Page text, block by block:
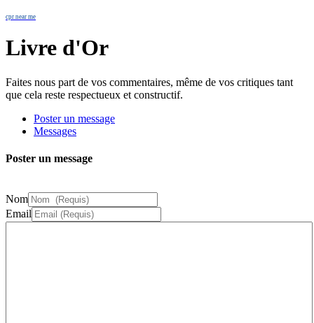
cpr near me
Livre d'Or
Faites nous part de vos commentaires, même de vos critiques tant
que cela reste respectueux et constructif.
Poster un message
Messages
Poster un message
Nom
Email